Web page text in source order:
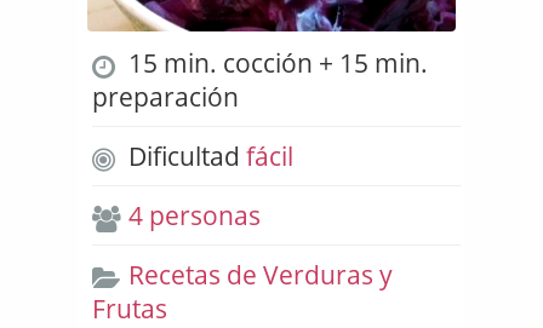
15 min. cocción + 15 min.
preparación
Dificultad fácil
4 personas
Recetas de Verduras y
Frutas